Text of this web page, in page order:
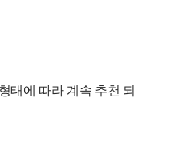
태에 따라 계속 추천 되